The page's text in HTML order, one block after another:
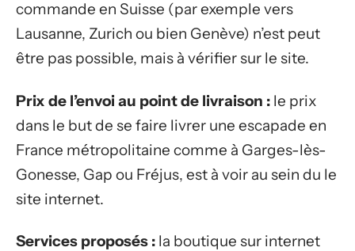
commande en Suisse (par exemple vers
Lausanne, Zurich ou bien Genève) n’est peut
être pas possible, mais à vérifier sur le site.
Prix de l’envoi au point de livraison : le prix
dans le but de se faire livrer une escapade en
France métropolitaine comme à Garges-lès-
Gonesse, Gap ou Fréjus, est à voir au sein du le
site internet.
Services proposés : la boutique sur internet